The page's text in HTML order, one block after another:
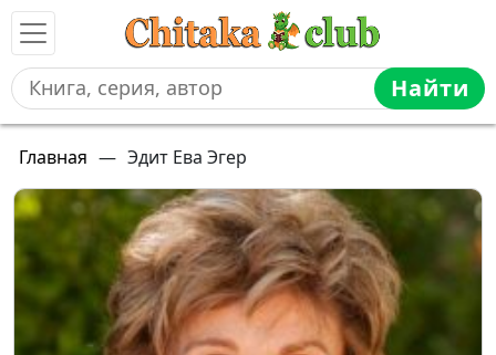
Найти
Главная — Эдит Ева Эгер